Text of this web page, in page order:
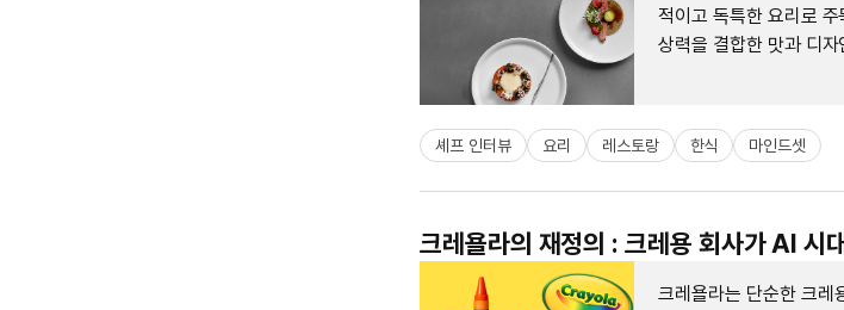
적이고 독특한 요리로
상력을 결합한 맛과 디
셰프 인터뷰 요리 레스토랑 한식 마인드셋
크레욜라의 재정의 : 크레용 회사가 AI 시
크레욜라는 단순한 크레